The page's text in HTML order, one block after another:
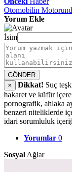
Otomobilin
Yorum Ekle
İsim
GÖNDER
×
Dikkat! Suç
hakaret ve küfür
pornografik, ahlaka
benzeri niteliklerde
idari sorumluluk
Yorumlar 0
Sosyal Ağlar